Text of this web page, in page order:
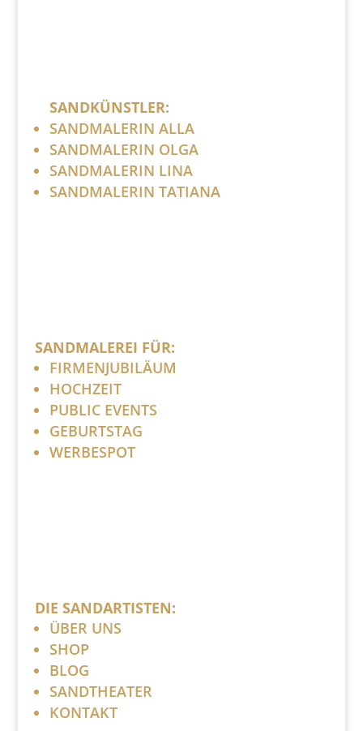
SANDKÜNSTLER:
SANDMALERIN ALLA
SANDMALERIN OLGA
SANDMALERIN LINA
SANDMALERIN TATIANA
SANDMALEREI FÜR:
FIRMENJUBILÄUM
HOCHZEIT
PUBLIC EVENTS
GEBURTSTAG
WERBESPOT
DIE SANDARTISTEN:
ÜBER UNS
SHOP
BLOG
SANDTHEATER
KONTAKT